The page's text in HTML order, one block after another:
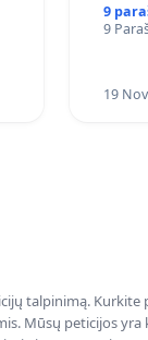
9
9
19
talpinimą. Kurkite
Mūsų peticijos